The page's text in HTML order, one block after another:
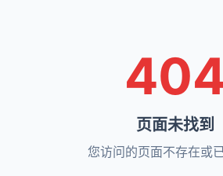
页面未找到
您访问的页面不存在或